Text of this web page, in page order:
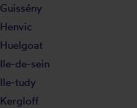
Guissény
Henvic
Huelgoat
Ile-de-sein
Ile-tudy
Kergloff